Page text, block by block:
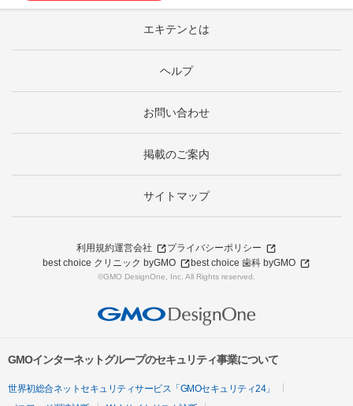
エキテンとは
ヘルプ
お問い合わせ
掲載のご案内
サイトマップ
利用規約運営会社
プライバシーポリシー
best choice クリニック byGMO
best choice 歯科 byGMO
©GMO DesignOne, Inc. All Rights reserved.
GMOインターネットグループのセキュリティ事業について
世界初総合ネットセキュリティサービス「GMOセキュリティ24」